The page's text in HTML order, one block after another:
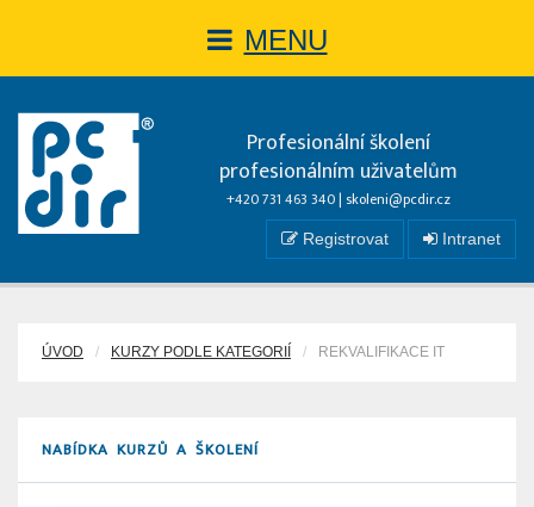
MENU
Profesionální školení
profesionálním uživatelům
+420 731 463 340 | skoleni@pcdir.cz
Registrovat Intranet
ÚVOD KURZY PODLE KATEGORIÍ REKVALIFIKACE IT
NABÍDKA KURZŮ A ŠKOLENÍ